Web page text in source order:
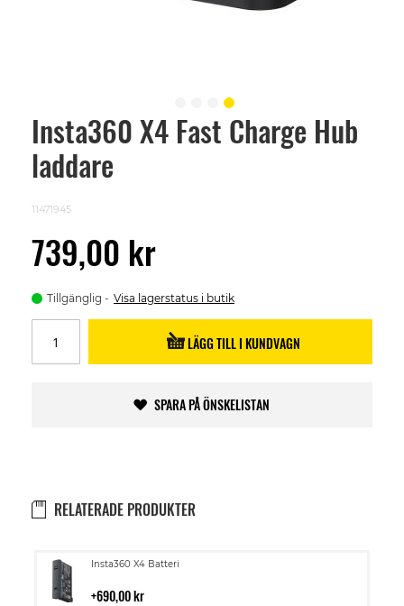
Insta360 X4 Fast Charge Hub
laddare
11471945
739,00 kr
Tillgänglig Visa lagerstatus i butik
LÄGG TILL I KUNDVAGN
SPARA PÅ ÖNSKELISTAN
RELATERADE PRODUKTER
Insta360 X4 Batteri
690,00 kr
Lägg
i
Skip
beginning
images